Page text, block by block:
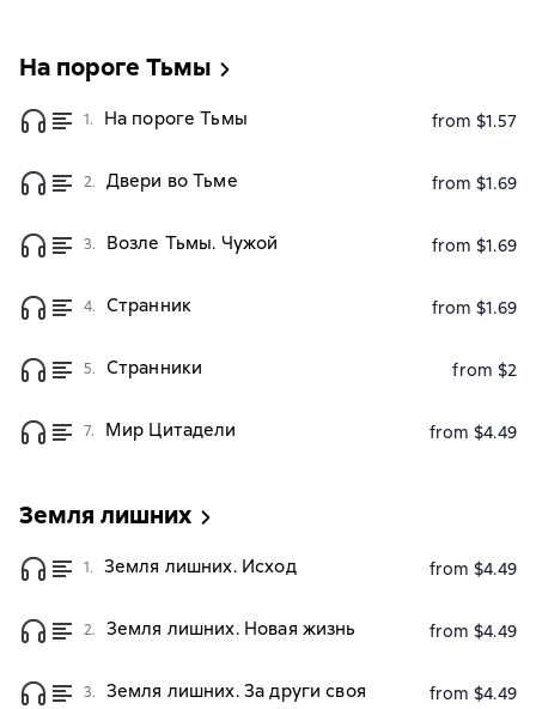
На пороге Тьмы
1. На пороге Тьмы from $1.57
2. Двери во Тьме from $1.69
3. Возле Тьмы. Чужой from $1.69
4. Странник from $1.69
5. Странники from $2
7. Мир Цитадели from $4.49
Земля лишних
1. Земля лишних. Исход from $4.49
2. Земля лишних. Новая жизнь from $4.49
3. Земля лишних. За други своя from $4.49